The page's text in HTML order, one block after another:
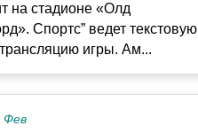
на стадионе «Олд
Спортс” ведет текстовую
игры. Ам...
Фев